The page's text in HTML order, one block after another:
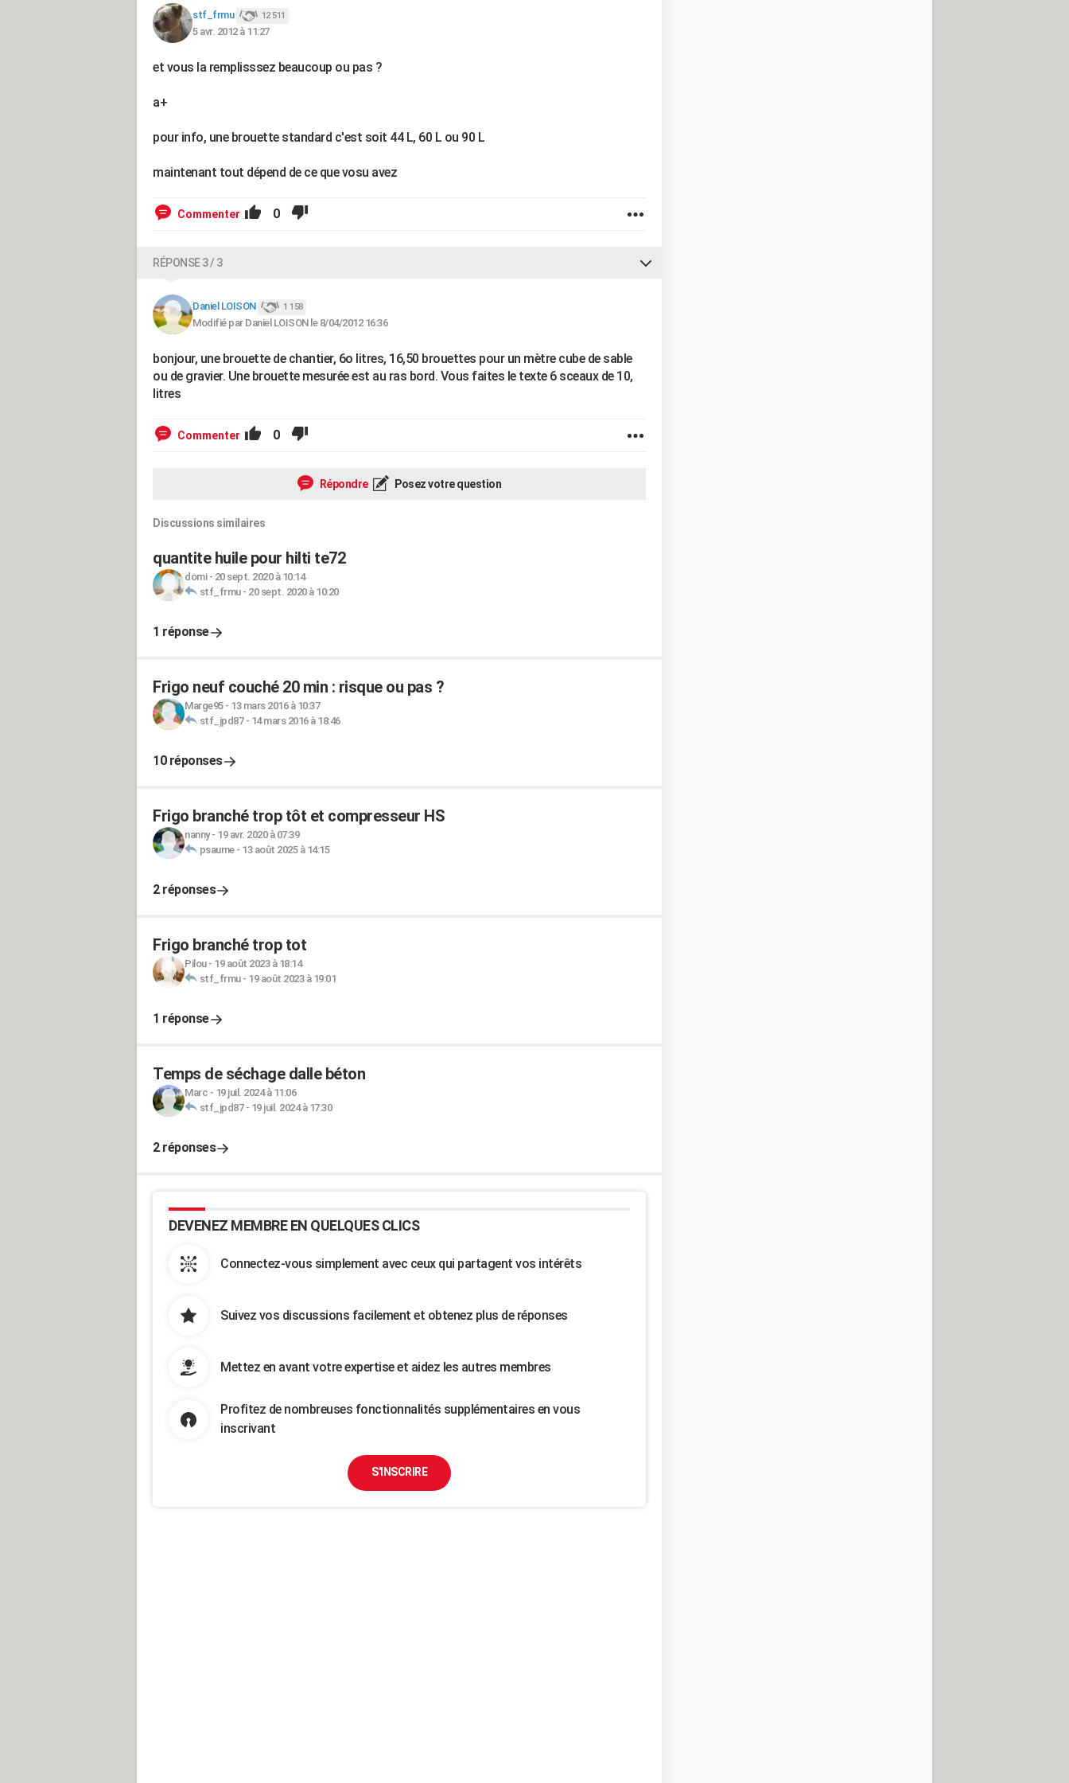
stf_frmu 12 511
5 avr. 2012 à 11:27
et vous la remplisssez beaucoup ou pas ?
a+
pour info, une brouette standard c'est soit 44 L, 60 L ou 90 L
maintenant tout dépend de ce que vosu avez
Commenter 0
RÉPONSE 3 / 3
Daniel LOISON 1 158
Modifié par Daniel LOISON le 8/04/2012 16:36
bonjour, une brouette de chantier, 6o litres, 16,50 brouettes pour un mètre cube de sable
ou de gravier. Une brouette mesurée est au ras bord. Vous faites le texte 6 sceaux de 10,
litres
Commenter 0
Répondre Posez votre question
Discussions similaires
quantite huile pour hilti te72
domi- 20 sept. 2020 à 10:14
stf_frmu- 20 sept. 2020 à 10:20
1 réponse
Frigo neuf couché 20 min : risque ou pas ?
Marge95- 13 mars 2016 à 10:37
stf_jpd87- 14 mars 2016 à 18:46
10 réponses
Frigo branché trop tôt et compresseur HS
nanny- 19 avr. 2020 à 07:39
psaume- 13 août 2025 à 14:15
2 réponses
Frigo branché trop tot
Pilou- 19 août 2023 à 18:14
stf_frmu- 19 août 2023 à 19:01
1 réponse
Temps de séchage dalle béton
Marc - 19 juil. 2024 à 11:06
stf_jpd87- 19 juil. 2024 à 17:30
2 réponses
DEVENEZ MEMBRE EN QUELQUES CLICS
Connectez-vous simplement avec ceux qui partagent vos intérêts
Suivez vos discussions facilement et obtenez plus de réponses
Mettez en avant votre expertise et aidez les autres membres
Profitez de nombreuses fonctionnalités supplémentaires en vous
inscrivant
S'INSCRIRE